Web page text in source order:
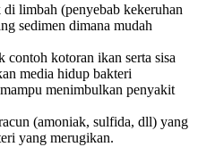
limbah (penyebab kekeruhan
sedimen dimana mudah
contoh kotoran ikan serta sisa
media hidup bakteri
menimbulkan penyakit
(amoniak, sulfida, dll) yang
yang merugikan.